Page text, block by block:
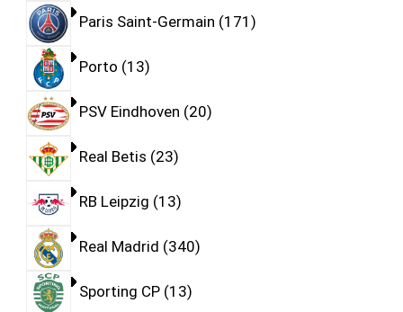
Paris Saint-Germain 171
Porto 13
PSV Eindhoven 20
Real Betis 23
RB Leipzig 13
Real Madrid 340
Sporting CP 13